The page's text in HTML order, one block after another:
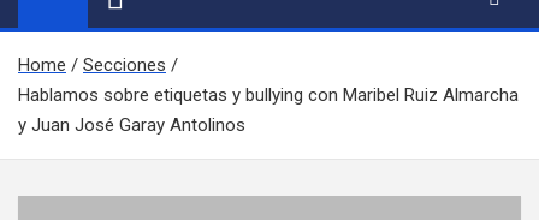
Home
Secciones
Hablamos sobre etiquetas y bullying con Maribel Ruiz Almarcha
y Juan José Garay Antolinos